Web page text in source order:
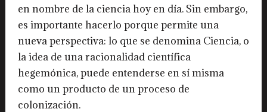
en nombre de la ciencia hoy en día. Sin embargo,
es importante hacerlo porque permite una
nueva perspectiva: lo que se denomina Ciencia, o
la idea de una racionalidad científica
hegemónica, puede entenderse en sí misma
como un producto de un proceso de
colonización.